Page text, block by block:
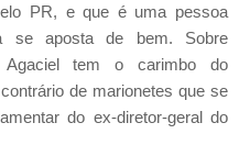
PR, e que é uma pessoa
se aposta de bem. Sobre
Agaciel tem o carimbo do
de marionetes que se
do ex-diretor-geral do